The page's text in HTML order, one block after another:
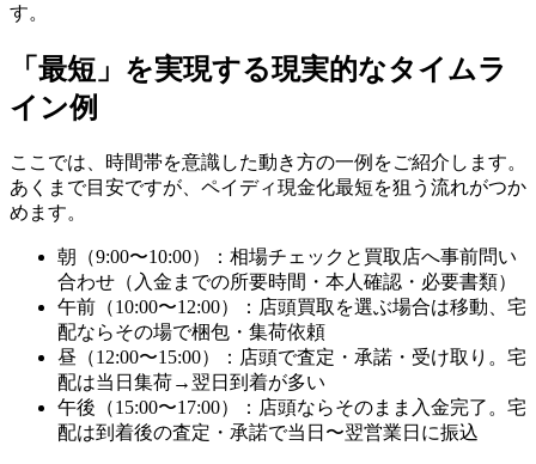
す。
「最短」を実現する現実的なタイムラ
イン例
ここでは、時間帯を意識した動き方の一例をご紹介します。
あくまで目安ですが、ペイディ現金化最短を狙う流れがつか
めます。
朝（9:00〜10:00）：相場チェックと買取店へ事前問い
合わせ（入金までの所要時間・本人確認・必要書類）
午前（10:00〜12:00）：店頭買取を選ぶ場合は移動、宅
配ならその場で梱包・集荷依頼
昼（12:00〜15:00）：店頭で査定・承諾・受け取り。宅
配は当日集荷→翌日到着が多い
午後（15:00〜17:00）：店頭ならそのまま入金完了。宅
配は到着後の査定・承諾で当日〜翌営業日に振込